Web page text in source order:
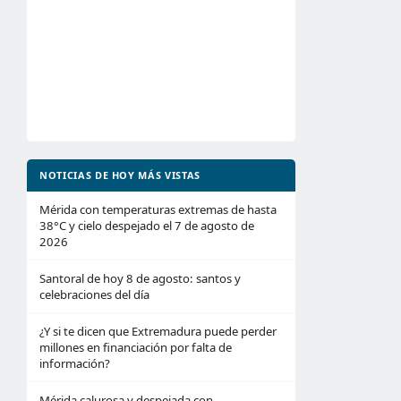
NOTICIAS DE HOY MÁS VISTAS
Mérida con temperaturas extremas de hasta
38°C y cielo despejado el 7 de agosto de
2026
Santoral de hoy 8 de agosto: santos y
celebraciones del día
¿Y si te dicen que Extremadura puede perder
millones en financiación por falta de
información?